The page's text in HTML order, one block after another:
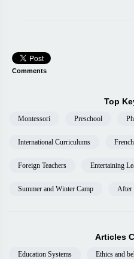
Comments
Top
Montessori Preschool
International Curriculums
Foreign Teachers Entertaining
Summer and Winter Camp After
Articles
Education Systems Ethics and